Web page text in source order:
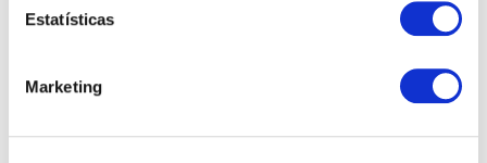
Estatísticas
Marketing